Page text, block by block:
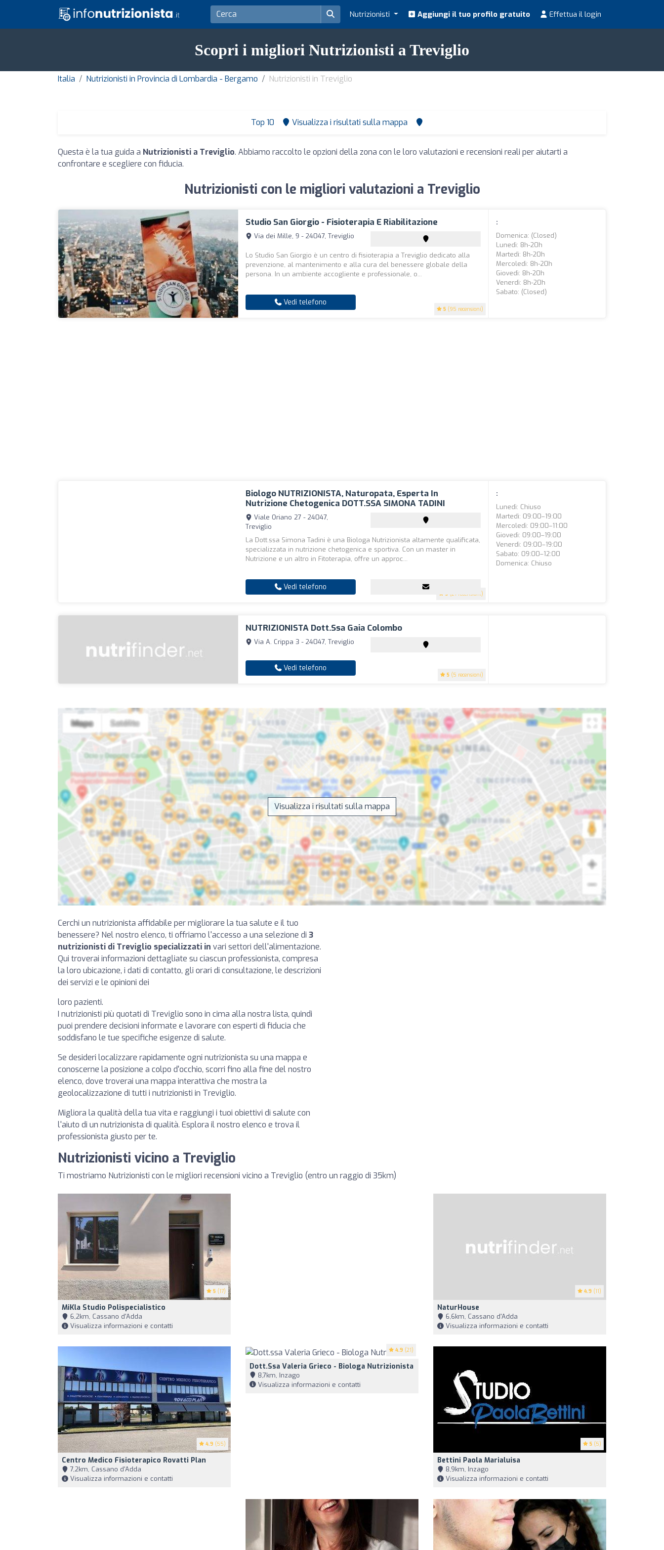
Nutrizionisti Aggiungi il tuo profilo gratuito Effettua il login
Scopri i migliori Nutrizionisti a Treviglio
Italia Nutrizionisti in Provincia di Lombardia - Bergamo Nutrizionisti in Treviglio
Top 10 Visualizza i risultati sulla mappa
Questa è la tua guida a Nutrizionisti a Treviglio. Abbiamo raccolto le opzioni della zona con le loro valutazioni e recensioni reali per aiutarti a
confrontare e scegliere con fiducia.
Nutrizionisti con le migliori valutazioni a Treviglio
Studio San Giorgio - Fisioterapia E Riabilitazione
5 (95 recensioni)
Via dei Mille, 9 - 24047, Treviglio
Lo Studio San Giorgio è un centro di fisioterapia a Treviglio dedicato alla
prevenzione, al mantenimento e alla cura del benessere globale della
persona. In un ambiente accogliente e professionale, o...
Vedi telefono
:
Domenica: (closed)
Lunedì: 8h-20h
Martedì: 8h-20h
Mercoledì: 8h-20h
Giovedì: 8h-20h
Venerdì: 8h-20h
Sabato: (closed)
Biologo NUTRIZIONISTA, Naturopata, Esperta In
Nutrizione Chetogenica DOTT.SSA SIMONA TADINI
5 (21 recensioni)
Viale Oriano 27 - 24047,
Treviglio
La Dott.ssa Simona Tadini è una Biologa Nutrizionista altamente qualificata,
specializzata in nutrizione chetogenica e sportiva. Con un master in
Nutrizione e un altro in Fitoterapia, offre un approc...
Vedi telefono
:
Lunedì: Chiuso
Martedì: 09:00–19:00
Mercoledì: 09:00–11:00
Giovedì: 09:00–19:00
Venerdì: 09:00–19:00
Sabato: 09:00–12:00
Domenica: Chiuso
NUTRIZIONISTA Dott.ssa Gaia Colombo
5 (5 recensioni)
Via A. Crippa 3 - 24047, Treviglio
Vedi telefono
Visualizza i risultati sulla mappa
Cerchi un nutrizionista affidabile per migliorare la tua salute e il tuo
benessere? Nel nostro elenco, ti offriamo l'accesso a una selezione di 3
nutrizionisti di Treviglio specializzati in vari settori dell'alimentazione.
Qui troverai informazioni dettagliate su ciascun professionista, compresa
la loro ubicazione, i dati di contatto, gli orari di consultazione, le descrizioni
dei servizi e le opinioni dei
loro pazienti.
I nutrizionisti più quotati di Treviglio sono in cima alla nostra lista, quindi
puoi prendere decisioni informate e lavorare con esperti di fiducia che
soddisfano le tue specifiche esigenze di salute.
Se desideri localizzare rapidamente ogni nutrizionista su una mappa e
conoscerne la posizione a colpo d'occhio, scorri fino alla fine del nostro
elenco, dove troverai una mappa interattiva che mostra la
geolocalizzazione di tutti i nutrizionisti in Treviglio.
Migliora la qualità della tua vita e raggiungi i tuoi obiettivi di salute con
l'aiuto di un nutrizionista di qualità. Esplora il nostro elenco e trova il
professionista giusto per te.
Nutrizionisti vicino a Treviglio
Ti mostriamo Nutrizionisti con le migliori recensioni vicino a Treviglio (entro un raggio di 35km)
5 (17)
MiKla Studio Polispecialistico
6,2km, Cassano d'Adda
Visualizza informazioni e contatti
4.9 (11)
NaturHouse
6,6km, Cassano d'Adda
Visualizza informazioni e contatti
4.9 (55)
Centro Medico Fisioterapico Rovatti Plan
7,2km, Cassano d'Adda
Visualizza informazioni e contatti
4.9 (21)
Dott.ssa Valeria Grieco - Biologa Nutrizionista
8,7km, Inzago
Visualizza informazioni e contatti
5 (5)
Bettini Paola Marialuisa
8,9km, Inzago
Visualizza informazioni e contatti